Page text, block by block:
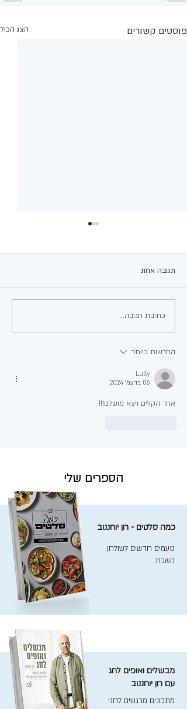
פוסטים קשורים הצג הכול
עגבניות ממולאות
תגובה אחת
כתיבת תגובה...
החדשות ביותר
Lully
06 בדצמ׳ 2024
אחד הקלים ויצא מושלם!!!
הספרים שלי
כמה סלטים - רון יוחננוב
טעמים חדשים לשולחן
השבת
מבשלים ואופים לחג
עם רון יוחננוב
מתכונים מרגשים לחגי